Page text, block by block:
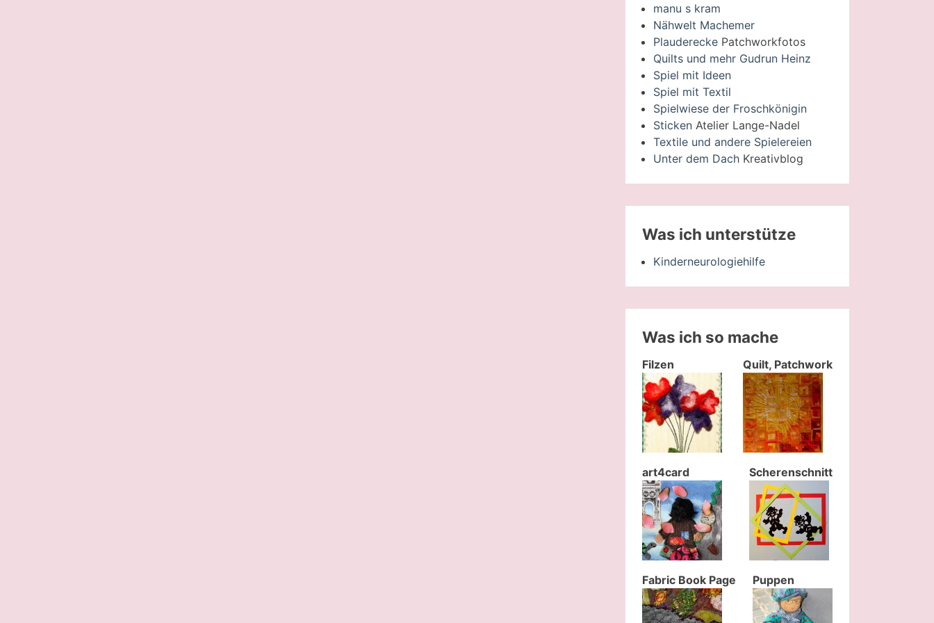
manu s kram
Nähwelt Machemer
Plauderecke Patchworkfotos
Quilts und mehr Gudrun Heinz
Spiel mit Ideen
Spiel mit Textil
Spielwiese der Froschkönigin
Sticken Atelier Lange-Nadel
Textile und andere Spielereien
Unter dem Dach Kreativblog
Was ich unterstütze
Kinderneurologiehilfe
Was ich so mache
Filzen Quilt, Patchwork
art4card Scherenschnitt
Fabric Book Page Puppen